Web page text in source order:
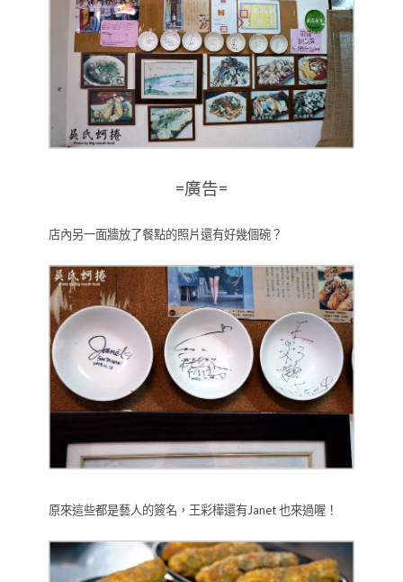
=廣告=
店內另一面牆放了餐點的照片還有好幾個碗？
原來這些都是藝人的簽名，王彩樺還有Janet 也來過喔！